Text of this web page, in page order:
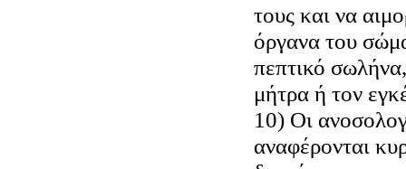
τους και να
όργανα του
πεπτικό
μήτρα ή τον
10) Οι
αναφέρονται